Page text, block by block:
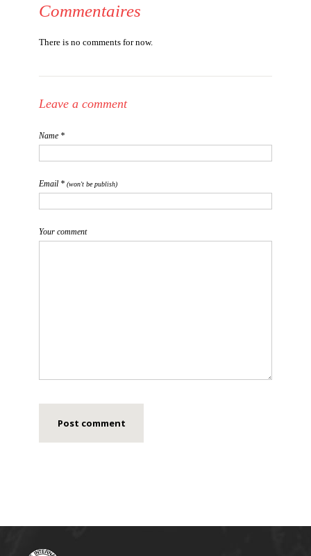
Commentaires
There is no comments for now.
Leave a comment
Name *
Email * (won't be publish)
Your comment